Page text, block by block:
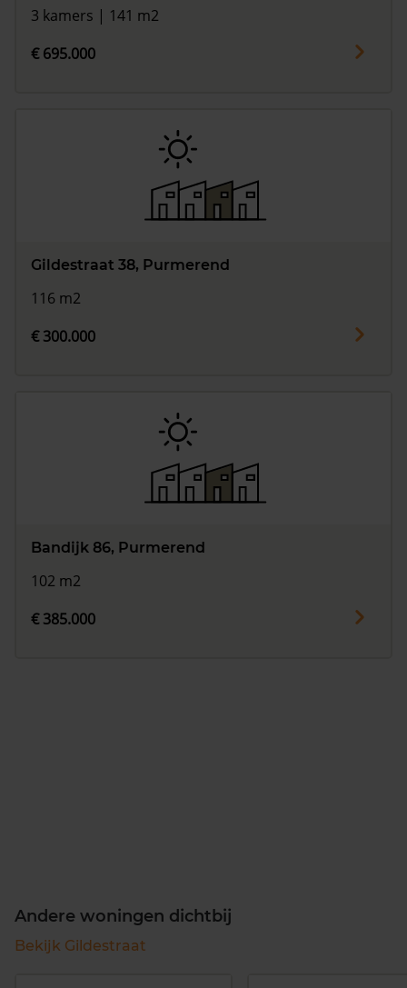
3 kamers | 141 m2
€ 695.000
Gildestraat 38, Purmerend
116 m2
€ 300.000
Bandijk 86, Purmerend
102 m2
€ 385.000
Andere woningen dichtbij
Bekijk Gildestraat